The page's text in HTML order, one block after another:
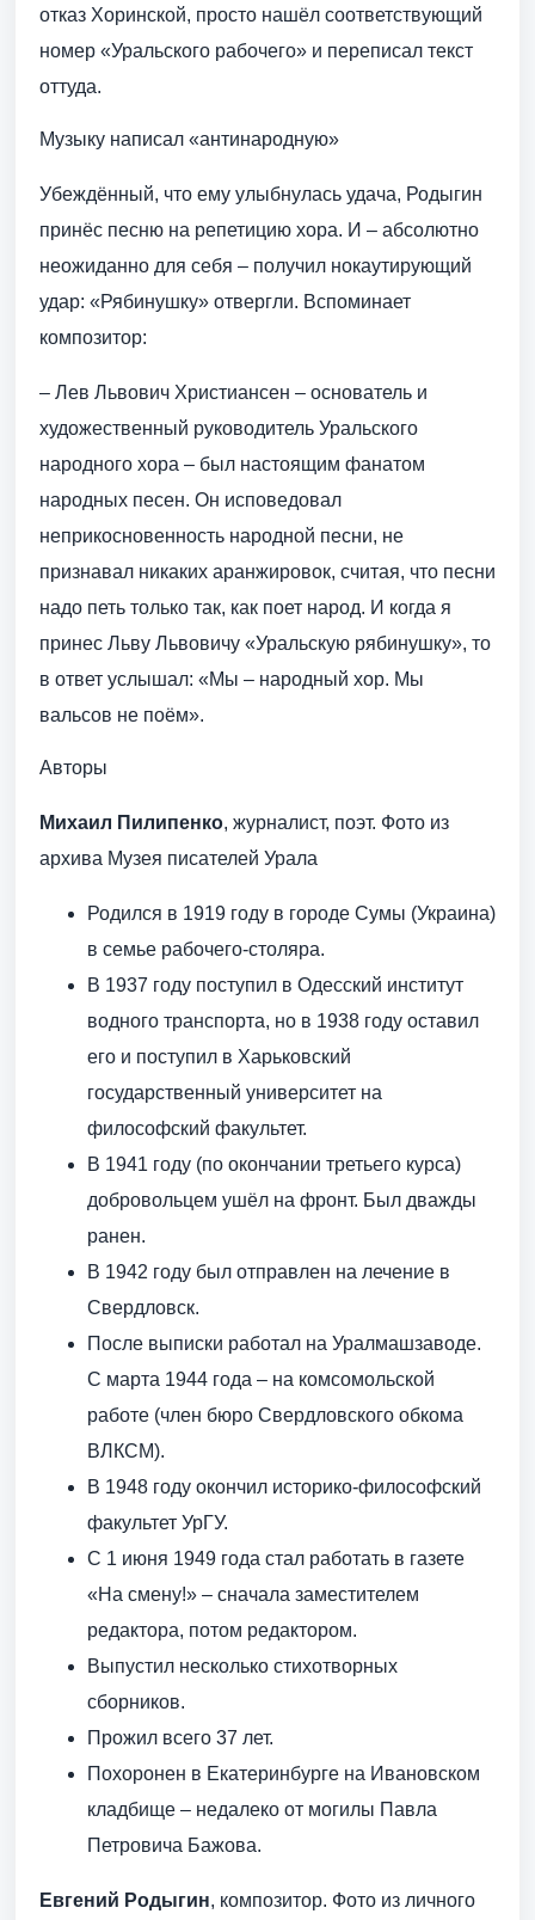
отказ Хоринской, просто нашёл соответствующий
номер «Уральского рабочего» и переписал текст
оттуда.
Музыку написал «антинародную»
Убеждённый, что ему улыбнулась удача, Родыгин
принёс песню на репетицию хора. И – абсолютно
неожиданно для себя – получил нокаутирующий
удар: «Рябинушку» отвергли. Вспоминает
композитор:
– Лев Львович Христиансен – основатель и
художественный руководитель Уральского
народного хора – был настоящим фанатом
народных песен. Он исповедовал
неприкосновенность народной песни, не
признавал никаких аранжировок, считая, что песни
надо петь только так, как поет народ. И когда я
принес Льву Львовичу «Уральскую рябинушку», то
в ответ услышал: «Мы – народный хор. Мы
вальсов не поём».
Авторы
Михаил Пилипенко, журналист, поэт. Фото из
архива Музея писателей Урала
Родился в 1919 году в городе Сумы (Украина)
в семье рабочего-столяра.
В 1937 году поступил в Одесский институт
водного транспорта, но в 1938 году оставил
его и поступил в Харьковский
государственный университет на
философский факультет.
В 1941 году (по окончании третьего курса)
добровольцем ушёл на фронт. Был дважды
ранен.
В 1942 году был отправлен на лечение в
Свердловск.
После выписки работал на Уралмашзаводе.
С марта 1944 года – на комсомольской
работе (член бюро Свердловского обкома
ВЛКСМ).
В 1948 году окончил историко-философский
факультет УрГУ.
С 1 июня 1949 года стал работать в газете
«На смену!» – сначала заместителем
редактора, потом редактором.
Выпустил несколько стихо­творных
сборников.
Прожил всего 37 лет.
Похоронен в Екатеринбурге на Ивановском
кладбище – недалеко от могилы Павла
Петровича Бажова.
Евгений Родыгин, композитор. Фото из личного